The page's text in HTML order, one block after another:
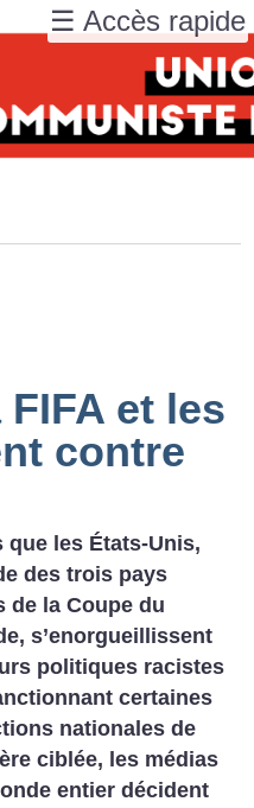
et les
contre
que les États-Unis,
des trois pays
de la Coupe du
s’enorgueillissent
politiques racistes
certaines
nationales de
ciblée, les médias
entier décident
☰ Accès rapide